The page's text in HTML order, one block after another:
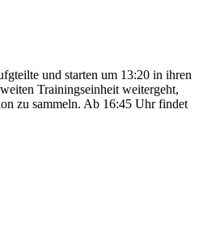
und starten um 13:20 in ihren
Trainingseinheit weitergeht,
zu sammeln. Ab 16:45 Uhr findet